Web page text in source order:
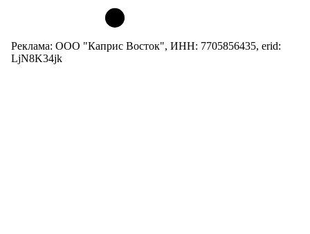
Реклама: ООО "Каприс Восток", ИНН: 7705856435, erid:
LjN8K34jk